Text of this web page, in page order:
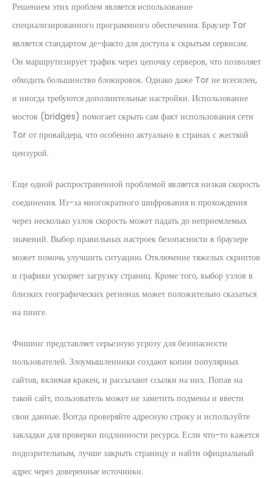
Решением этих проблем является использование
специализированного программного обеспечения. Браузер Tor
является стандартом де-факто для доступа к скрытым сервисам.
Он маршрутизирует трафик через цепочку серверов, что позволяет
обходить большинство блокировок. Однако даже Tor не всесилен,
и иногда требуются дополнительные настройки. Использование
мостов (bridges) помогает скрыть сам факт использования сети
Tor от провайдера, что особенно актуально в странах с жесткой
цензурой.
Еще одной распространенной проблемой является низкая скорость
соединения. Из-за многократного шифрования и прохождения
через несколько узлов скорость может падать до неприемлемых
значений. Выбор правильных настроек безопасности в браузере
может помочь улучшить ситуацию. Отключение тяжелых скриптов
и графики ускоряет загрузку страниц. Кроме того, выбор узлов в
близких географических регионах может положительно сказаться
на пинге.
Фишинг представляет серьезную угрозу для безопасности
пользователей. Злоумышленники создают копии популярных
сайтов, включая кракен, и рассылают ссылки на них. Попав на
такой сайт, пользователь может не заметить подмены и ввести
свои данные. Всегда проверяйте адресную строку и используйте
закладки для проверки подлинности ресурса. Если что-то кажется
подозрительным, лучше закрыть страницу и найти официальный
адрес через доверенные источники.